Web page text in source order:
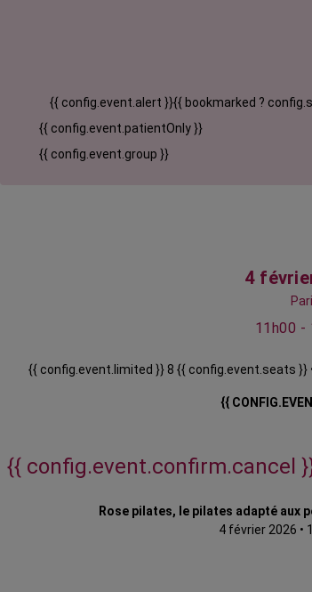
{{ config.event.alert }}{{ bookmarked ?
{{ config.event.patientOnly }}
{{ config.event.group }}
4
11h00 -
{{ config.event.limited }} 8 {{ config.event.seats }}
{{
{{ config.event.confirm.cancel
Rose pilates, le pilates adapté aux
4 février 2026 •